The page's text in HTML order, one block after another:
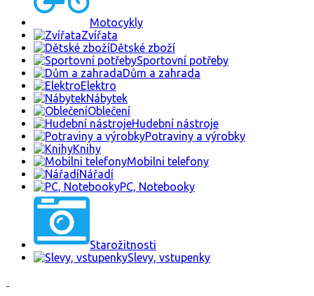
Motocykly
Zvířata
Dětské zboží
Sportovní potřeby
Dům a zahrada
Elektro
Nábytek
Oblečení
Hudební nástroje
Potraviny a výrobky
Knihy
Mobilni telefony
Nářadí
PC, Notebooky
Starožitnosti
Slevy, vstupenky